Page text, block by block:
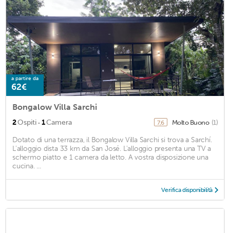
a partire da
62€
Bongalow Villa Sarchi
2Ospiti · 1Camera 7,6 Molto Buono (1)
Dotato di una terrazza, il Bongalow Villa Sarchi si trova a Sarchí.
L'alloggio dista 33 km da San José. L'alloggio presenta una TV a
schermo piatto e 1 camera da letto. A vostra disposizione una
cucina. ...
Verifica disponibilità